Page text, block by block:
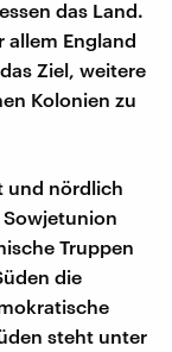
das Land.
allem England
Ziel, weitere
Kolonien zu
und nördlich
Truppen
die
steht unter